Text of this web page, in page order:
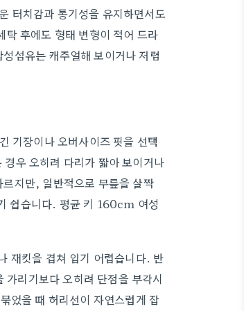
터치감과 통기성을 유지하면서도
탁 후에도 형태 변형이 적어 드라
섬유는 캐주얼해 보이거나 저렴
기장이나 오버사이즈 핏을 선택
우 오히려 다리가 짧아 보이거나
지만, 일반적으로 무릎을 살짝
쉽습니다. 평균 키 160cm 여성
재킷을 겹쳐 입기 어렵습니다. 반
리기보다 오히려 단점을 부각시
었을 때 허리선이 자연스럽게 잡